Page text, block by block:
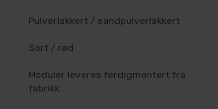
Pulverlakkert / sandpulverlakkert
Sort / rød
Moduler leveres ferdigmontert fra
fabrikk